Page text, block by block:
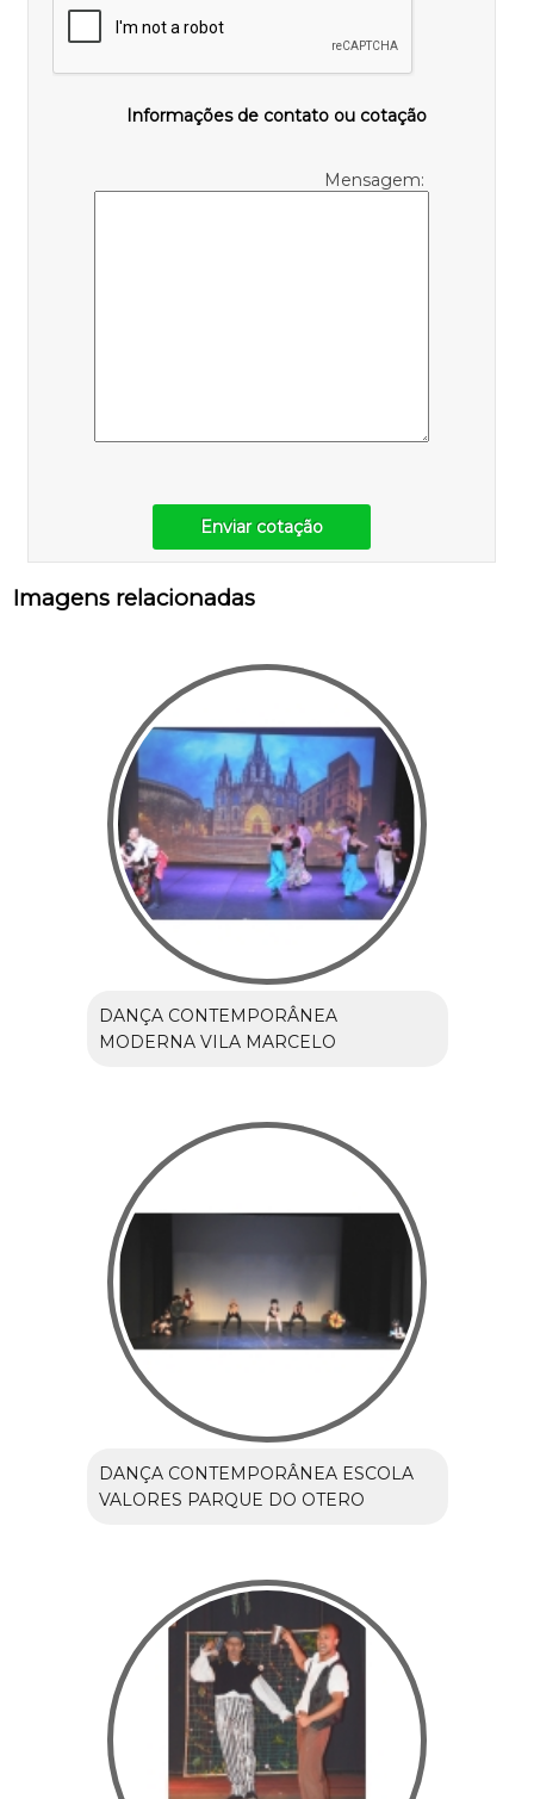
Informações de contato ou cotação
Mensagem:
Enviar cotação
Imagens relacionadas
DANÇA CONTEMPORÂNEA
MODERNA VILA MARCELO
DANÇA CONTEMPORÂNEA ESCOLA
VALORES PARQUE DO OTERO